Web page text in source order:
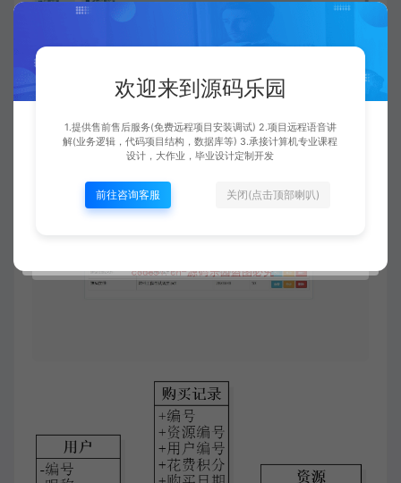
欢迎来到源码乐园
1.提供售前售后服务(免费远程项目安装调试) 2.项目远程语音讲
解(业务逻辑，代码项目结构，数据库等) 3.承接计算机专业课程
设计，大作业，毕业设计定制开发
前往咨询客服 关闭(点击顶部喇叭)